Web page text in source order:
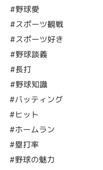
#野球愛
#スポーツ観戦
#スポーツ好き
#野球談義
#長打
#野球知識
#バッティング
#ヒット
#ホームラン
#塁打率
#野球の魅力